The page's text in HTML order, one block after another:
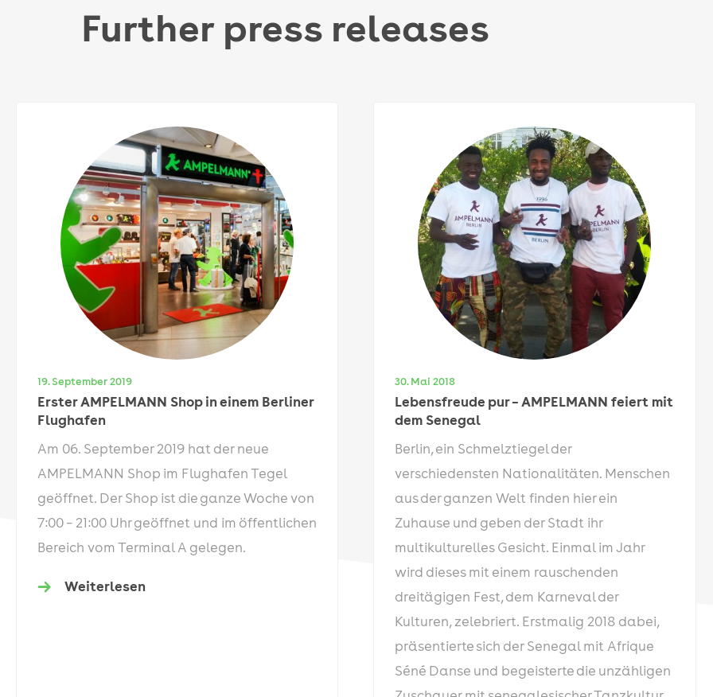
Further press releases
19. September 2019
Erster AMPELMANN Shop in einem Berliner
Flughafen
Am 06. September 2019 hat der neue
AMPELMANN Shop im Flughafen Tegel
geöffnet. Der Shop ist die ganze Woche von
7:00 – 21:00 Uhr geöffnet und im öffentlichen
Bereich vom Terminal A gelegen.
Weiterlesen
30. Mai 2018
Lebensfreude pur – AMPELMANN feiert mit
dem Senegal
Berlin, ein Schmelztiegel der
verschiedensten Nationalitäten. Menschen
aus der ganzen Welt finden hier ein
Zuhause und geben der Stadt ihr
multikulturelles Gesicht. Einmal im Jahr
wird dieses mit einem rauschenden
dreitägigen Fest, dem Karneval der
Kulturen, zelebriert. Erstmalig 2018 dabei,
präsentierte sich der Senegal mit Afrique
Séné Danse und begeisterte die unzähligen